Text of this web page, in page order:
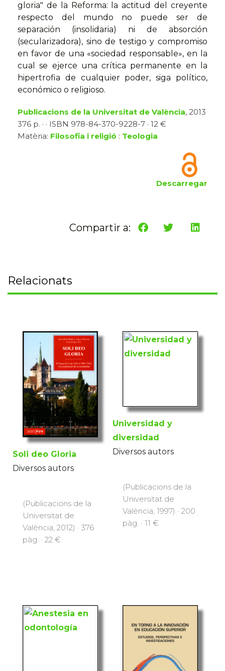
gloria" de la Reforma: la actitud del creyente
respecto del mundo no puede ser de
separación (insolidaria) ni de absorción
(secularizadora), sino de testigo y compromiso
en favor de una «sociedad responsable», en la
cual se ejerce una crítica permanente en la
hipertrofia de cualquier poder, siga político,
económico o religioso.
Publicacions de la Universitat de València, 2013
376 p. · · ISBN 978-84-370-9228-7 · 12 €
Matèria: Filosofia i religió : Teologia
Descarregar
Compartir a:
Relacionats
Soli deo Gloria
Diversos autors
(Publicacions de la
Universitat de
València, 2012) · 376
pàg. · 22 €
Universidad y
diversidad
Diversos autors
(Publicacions de la
Universitat de
València, 1997) · 200
pàg. · 11 €